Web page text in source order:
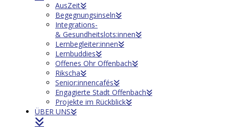
AusZeit
Begegnungsinseln
Integrations-
& Gesundheitslots:innen
Lernbegleiter:innen
Lernbuddies
Offenes Ohr Offenbach
Rikscha
Senior:innencafés
Engagierte Stadt Offenbach
Projekte im Rückblick
ÜBER UNS